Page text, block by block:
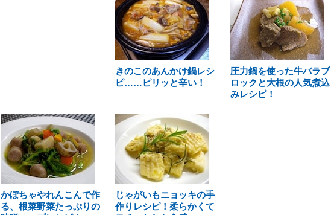
きのこのあんかけ鍋レシ
ピ……ピリッと辛い！
圧力鍋を使った牛バラブ
ロックと大根の人気煮込
みレシピ！
かぼちゃやれんこんで作
る、根菜野菜たっぷりの
じゃがいもニョッキの手
作りレシピ！柔らかくて